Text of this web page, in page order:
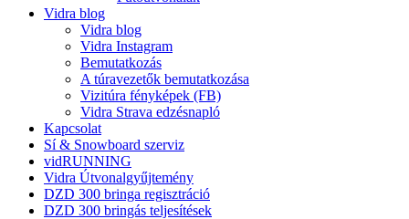
Vidra blog
Vidra blog
Vidra Instagram
Bemutatkozás
A túravezetők bemutatkozása
Vizitúra fényképek (FB)
Vidra Strava edzésnapló
Kapcsolat
Sí & Snowboard szerviz
vidRUNNING
Vidra Útvonalgyűjtemény
DZD 300 bringa regisztráció
DZD 300 bringás teljesítések